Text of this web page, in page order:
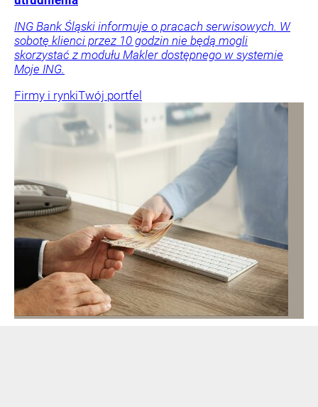
ING Bank Śląski informuje o pracach serwisowych. W
sobotę klienci przez 10 godzin nie będą mogli
skorzystać z modułu Makler dostępnego w systemie
Moje ING.
Firmy i rynkiTwój portfel